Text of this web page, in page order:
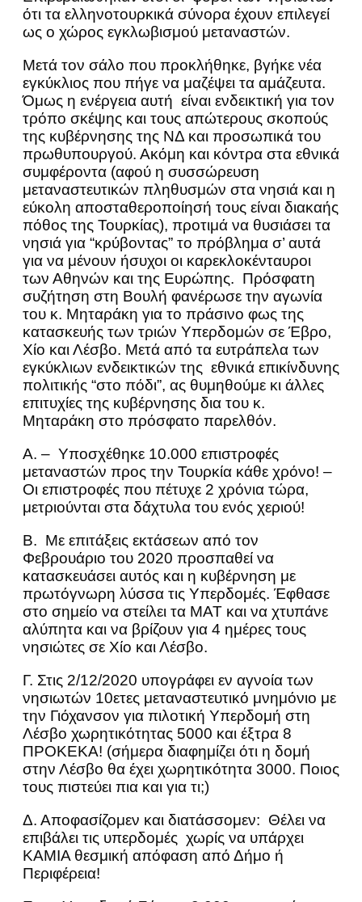
ότι τα ελληνοτουρκικά σύνορα έχουν επιλεγεί
ως ο χώρος εγκλωβισμού μεταναστών.
Μετά τον σάλο που προκλήθηκε, βγήκε νέα
εγκύκλιος που πήγε να μαζέψει τα αμάζευτα.
Όμως η ενέργεια αυτή είναι ενδεικτική για τον
τρόπο σκέψης και τους απώτερους σκοπούς
της κυβέρνησης της ΝΔ και προσωπικά του
πρωθυπουργού. Ακόμη και κόντρα στα εθνικά
συμφέροντα (αφού η συσσώρευση
μεταναστευτικών πληθυσμών στα νησιά και η
εύκολη αποσταθεροποίησή τους είναι διακαής
πόθος της Τουρκίας), προτιμά να θυσιάσει τα
νησιά για “κρύβοντας” το πρόβλημα σ’ αυτά
για να μένουν ήσυχοι οι καρεκλοκένταυροι
των Αθηνών και της Ευρώπης. Πρόσφατη
συζήτηση στη Βουλή φανέρωσε την αγωνία
του κ. Μηταράκη για το πράσινο φως της
κατασκευής των τριών Υπερδομών σε Έβρο,
Χίο και Λέσβο. Μετά από τα ευτράπελα των
εγκύκλιων ενδεικτικών της εθνικά επικίνδυνης
πολιτικής “στο πόδι”, ας θυμηθούμε κι άλλες
επιτυχίες της κυβέρνησης δια του κ.
Μηταράκη στο πρόσφατο παρελθόν.
Α. – Υποσχέθηκε 10.000 επιστροφές
μεταναστών προς την Τουρκία κάθε χρόνο! –
Οι επιστροφές που πέτυχε 2 χρόνια τώρα,
μετριούνται στα δάχτυλα του ενός χεριού!
Β. Με επιτάξεις εκτάσεων από τον
Φεβρουάριο του 2020 προσπαθεί να
κατασκευάσει αυτός και η κυβέρνηση με
πρωτόγνωρη λύσσα τις Υπερδομές. Έφθασε
στο σημείο να στείλει τα ΜΑΤ και να χτυπάνε
αλύπητα και να βρίζουν για 4 ημέρες τους
νησιώτες σε Χίο και Λέσβο.
Γ. Στις 2/12/2020 υπογράφει εν αγνοία των
νησιωτών 10ετες μεταναστευτικό μνημόνιο με
την Γιόχανσον για πιλοτική Υπερδομή στη
Λέσβο χωρητικότητας 5000 και έξτρα 8
ΠΡΟΚΕΚΑ! (σήμερα διαφημίζει ότι η δομή
στην Λέσβο θα έχει χωρητικότητα 3000. Ποιος
τους πιστεύει πια και για τι;)
Δ. Αποφασίζομεν και διατάσσομεν: Θέλει να
επιβάλει τις υπερδομές χωρίς να υπάρχει
ΚΑΜΙΑ θεσμική απόφαση από Δήμο ή
Περιφέρεια!